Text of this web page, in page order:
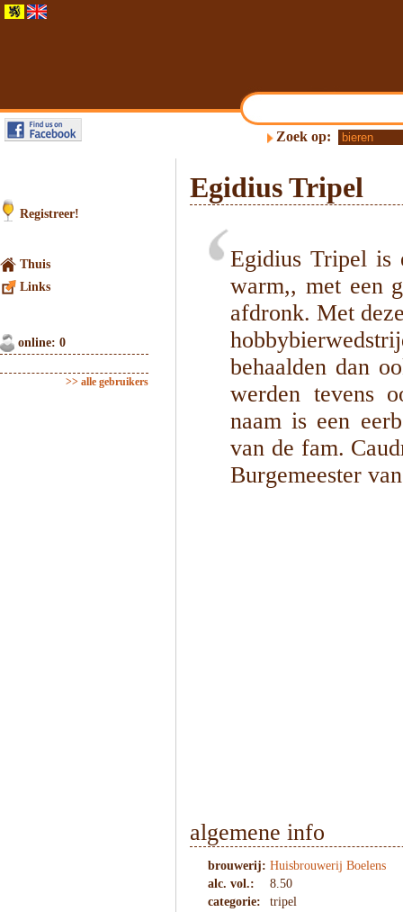
Zoek op:
Registreer!
Thuis
Links
online: 0
>> alle gebruikers
Egidius Tripel
Egidius Tripel is
warm,, met een
afdronk. Met
behaalden dan
werden tevens
naam is een
van de fam.
Burgemeester
algemene info
brouwerij: Huisbrouwerij Boelens
alc. vol.:
8.50
categorie:
tripel